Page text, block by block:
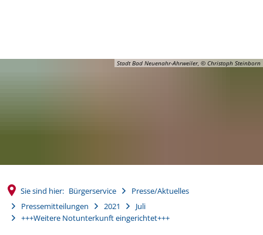
Stadt Bad Neuenahr-Ahrweiler, © Christoph Steinborn
Sie sind hier: Bürgerservice
Presse/Aktuelles
Pressemitteilungen
2021
Juli
+++Weitere Notunterkunft eingerichtet+++